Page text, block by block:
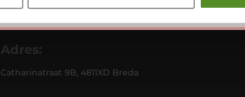
Adres:
Catharinatraat 9B, 4811XD Breda